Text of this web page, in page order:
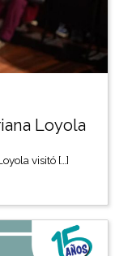
Loyola
visitó […]